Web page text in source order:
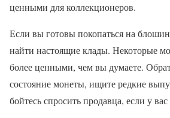
ценными для коллекционеров.
Если вы готовы покопаться на
найти настоящие клады. Некоторые
более ценными, чем вы думаете.
состояние монеты, ищите редкие
бойтесь спросить продавца, если у